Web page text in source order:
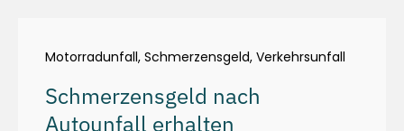
Motorradunfall, Schmerzensgeld, Verkehrsunfall
Schmerzensgeld nach
Autounfall erhalten